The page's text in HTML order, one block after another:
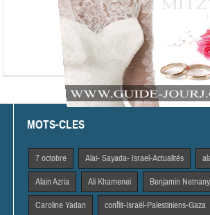
MOTS-CLES
7 octobre Alai- Sayada- Israel-Actualités
Alain Azria Ali Khamenei Benjamin
Caroline Yadan conflit-Israël-Palestiniens-Gaza